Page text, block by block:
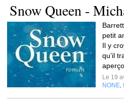
Snow Queen -
petit
Il y
qu’il
Le 19
NONE